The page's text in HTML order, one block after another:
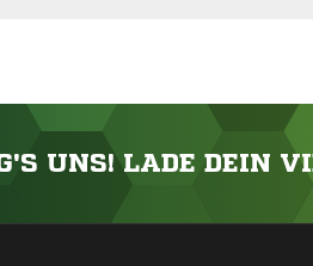
UNS! LADE DEIN